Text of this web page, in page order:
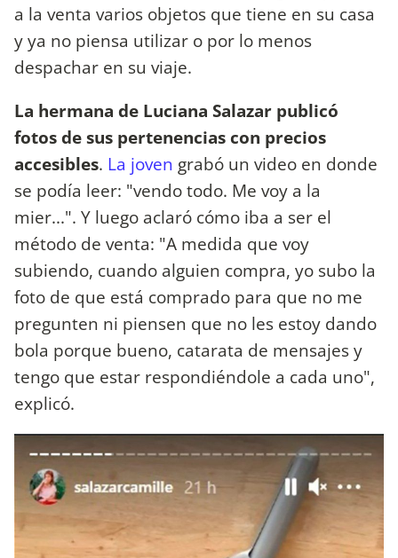
a la venta varios objetos que tiene en su casa
y ya no piensa utilizar o por lo menos
despachar en su viaje.
La hermana de Luciana Salazar publicó
fotos de sus pertenencias con precios
accesibles. La joven grabó un video en donde
se podía leer: "vendo todo. Me voy a la
mier...". Y luego aclaró cómo iba a ser el
método de venta: "A medida que voy
subiendo, cuando alguien compra, yo subo la
foto de que está comprado para que no me
pregunten ni piensen que no les estoy dando
bola porque bueno, catarata de mensajes y
tengo que estar respondiéndole a cada uno",
explicó.